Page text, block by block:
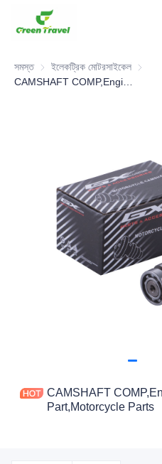
সমস্ত ইলেকট্রিক মোটরসাইকেল
CAMSHAFT
Part,Motorcycle Parts
আমাদের সম্পর্কে
সংবাদ এবং সহযোগিতার মামলা
উৎপাদন ভিত্তি এবং প্রক্রিয়া